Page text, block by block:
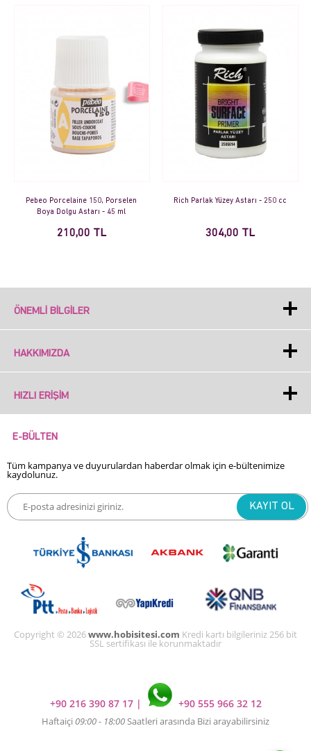
Pebeo Porcelaine 150, Porselen
Boya Dolgu Astarı - 45 ml
210,00 TL
Rich Parlak Yüzey Astarı - 250 cc
304,00 TL
ÖNEMLI BILGILER
HAKKIMIZDA
HIZLI ERIŞIM
E-BÜLTEN
Tüm kampanya ve duyurulardan haberdar olmak için e-bültenimize
kaydolunuz.
Copyright © 2026www.hobisitesi.com Kredi kartı bilgileriniz 256 bit
SSL sertifikası ile korunmaktadır
+90 216 390 87 17 | +90 555 966 32 12
Haftaiçi 09:00 - 18:00Saatleri arasında Bizi arayabilirsiniz